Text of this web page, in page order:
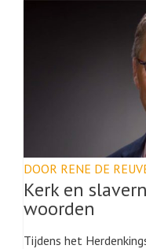
DOOR RENE DE
Kerk en
woorden
Tijdens het